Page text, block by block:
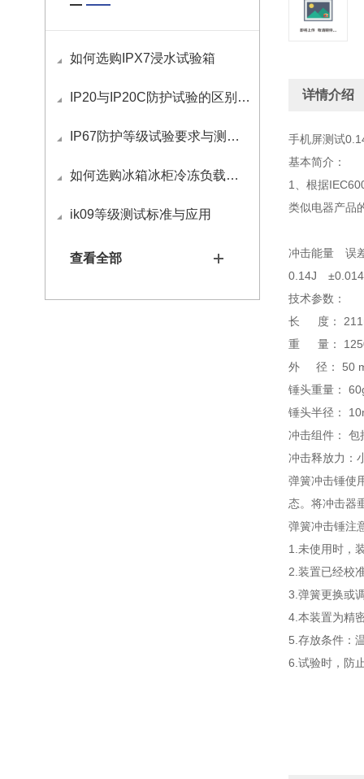
如何选购IPX7浸水试验箱
IP20与IP20C防护试验的区别与应用
IP67防护等级试验要求与测试方法
如何选购冰箱冰柜冷冻负载试验包
ik09等级测试标准与应用
查看全部
详情介绍
手机屏测试
基本简介：
1、根据
类似电器产品
冲击能量
0.14J
技术参数：
长 度：
重 量：
外 径： 50
锤头重量：
锤头半径：
冲击组件： 包
冲击释放力：
弹簧冲击锤使
态。将冲击器
弹簧冲击锤注
1.未使用时，
2.装置已经校
3.弹簧更换或
4.本装置为精
5.存放条件：
6.试验时，防